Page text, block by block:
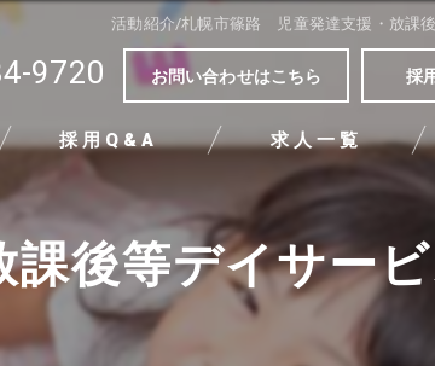
活動紹介/札幌市篠路 児童発達支援・放課
9720 お問い合わせはこちら 採
採用Q&A 求人一覧
課後等デイサー